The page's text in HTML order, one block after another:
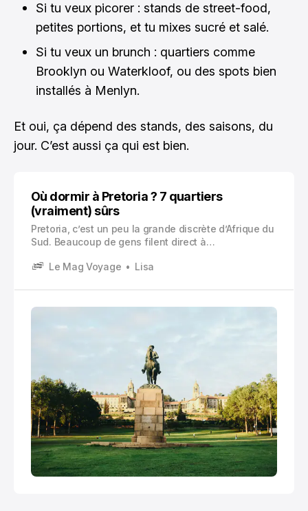
Si tu veux picorer : stands de street-food,
petites portions, et tu mixes sucré et salé.
Si tu veux un brunch : quartiers comme
Brooklyn ou Waterkloof, ou des spots bien
installés à Menlyn.
Et oui, ça dépend des stands, des saisons, du
jour. C’est aussi ça qui est bien.
Où dormir à Pretoria ? 7 quartiers
(vraiment) sûrs
Pretoria, c’est un peu la grande discrète d’Afrique du
Sud. Beaucoup de gens filent direct à
l’Union Buildings et hop. Sauf que si vous prenez le
Le Mag Voyage Lisa